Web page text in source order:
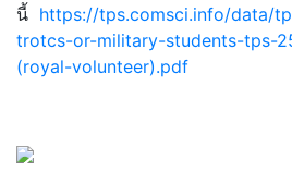
นี้ https://tps.comsci.info/data/
trotcs-or-military-students-tps-
(royal-volunteer).pdf